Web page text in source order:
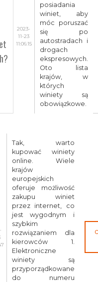
2023-
11-23
11:06:15
posiadania
winiet, aby
móc poruszać
się po
autostradach i
drogach
ekspresowych.
Oto lista
krajów, w
których
winiety są
obowiązkowe.
Tak, warto
kupować winiety
online. Wiele
krajów
europejskich
oferuje możliwość
zakupu winiet
przez internet, co
jest wygodnym i
szybkim
rozwiązaniem dla
kierowców 1.
Elektroniczne
winiety są
przyporządkowane
do numeru